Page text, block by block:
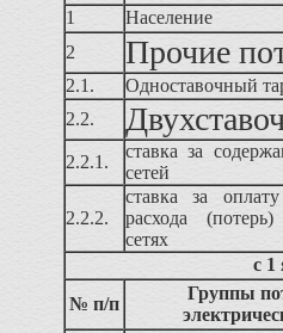
1
Население
2
Прочие
2.1.
Одноставочный
2.2.
2.2.1.
ставка за
сетей
2.2.2.
ставка за оплату
расхода
сетях
с 1
№ п/п
Группы